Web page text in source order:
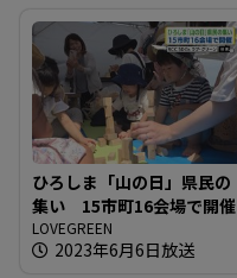
ひろしま「山の日」県民の
集い 15市町16会場で開催
LOVEGREEN
2023年6月6日放送